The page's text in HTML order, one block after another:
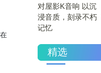
精选